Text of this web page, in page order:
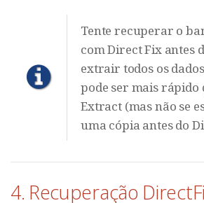
Tente recuperar o
com Direct Fix antes
extrair todos os
pode ser mais rápido
Extract (mas não se
uma cópia antes do
4. Recuperação